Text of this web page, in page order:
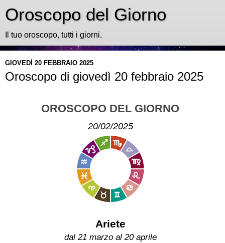
Oroscopo del Giorno
Il tuo oroscopo, tutti i giorni.
GIOVEDÌ 20 FEBBRAIO 2025
Oroscopo di giovedì 20 febbraio 2025
OROSCOPO DEL GIORNO
20/02/2025
Ariete
dal 21 marzo al 20 aprile